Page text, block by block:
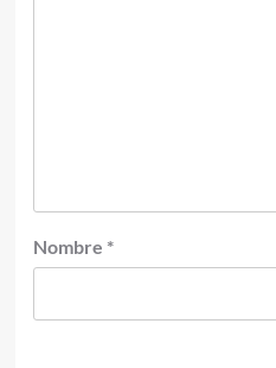
Nombre *